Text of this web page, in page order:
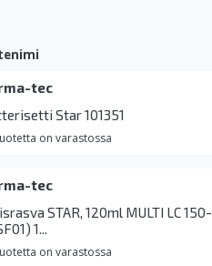
tec
Star 101351
on varastossa
tec
STAR, 120ml MULTI LC 150-
1...
on varastossa